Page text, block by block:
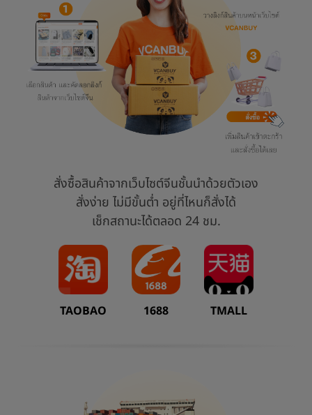
สั่งซื้อสินค้าจากเว็บไซต์จีนชั้นนำด้วยตัวเอง
สั่งง่าย ไม่มีขั้นต่ำ อยู่ที่ไหนก็สั่งได้
เช็กสถานะได้ตลอด 24 ชม.
TAOBAO 1688 TMALL